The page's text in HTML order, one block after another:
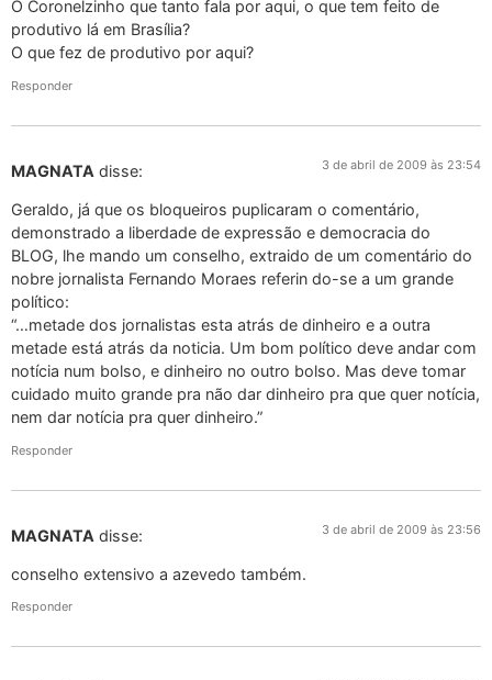
O Coronelzinho que tanto fala por aqui, o que tem feito de
produtivo lá em Brasília?
O que fez de produtivo por aqui?
Responder
MAGNATA disse: 3 de abril de 2009 às 23:54
Geraldo, já que os bloqueiros puplicaram o comentário,
demonstrado a liberdade de expressão e democracia do
BLOG, lhe mando um conselho, extraido de um comentário do
nobre jornalista Fernando Moraes referin do-se a um grande
político:
“…metade dos jornalistas esta atrás de dinheiro e a outra
metade está atrás da noticia. Um bom político deve andar com
notícia num bolso, e dinheiro no outro bolso. Mas deve tomar
cuidado muito grande pra não dar dinheiro pra que quer notícia,
nem dar notícia pra quer dinheiro.”
Responder
MAGNATA disse: 3 de abril de 2009 às 23:56
conselho extensivo a azevedo também.
Responder